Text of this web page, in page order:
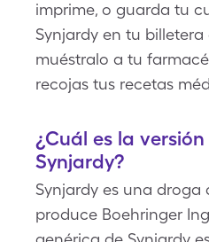
imprime, o guarda tu
Synjardy en tu
muéstralo a tu
recojas tus recetas
¿Cuál es la
Synjardy?
Synjardy es una droga
produce Boehringer